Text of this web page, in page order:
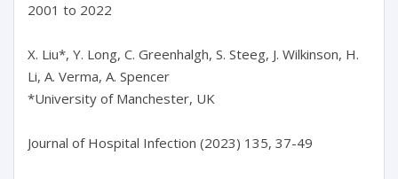
2001 to 2022
X. Liu*, Y. Long, C. Greenhalgh, S. Steeg, J. Wilkinson, H.
Li, A. Verma, A. Spencer
*University of Manchester, UK
Journal of Hospital Infection (2023) 135, 37-49